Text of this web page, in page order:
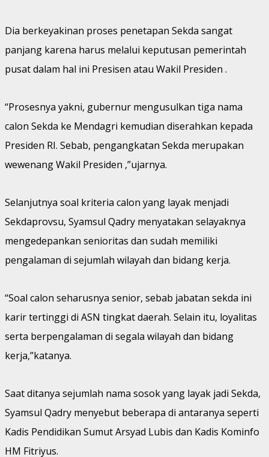
Dia berkeyakinan proses penetapan Sekda sangat
panjang karena harus melalui keputusan pemerintah
pusat dalam hal ini Presisen atau Wakil Presiden .
“Prosesnya yakni, gubernur mengusulkan tiga nama
calon Sekda ke Mendagri kemudian diserahkan kepada
Presiden RI. Sebab, pengangkatan Sekda merupakan
wewenang Wakil Presiden ,”ujarnya.
Selanjutnya soal kriteria calon yang layak menjadi
Sekdaprovsu, Syamsul Qadry menyatakan selayaknya
mengedepankan senioritas dan sudah memiliki
pengalaman di sejumlah wilayah dan bidang kerja.
“Soal calon seharusnya senior, sebab jabatan sekda ini
karir tertinggi di ASN tingkat daerah. Selain itu, loyalitas
serta berpengalaman di segala wilayah dan bidang
kerja,”katanya.
Saat ditanya sejumlah nama sosok yang layak jadi Sekda,
Syamsul Qadry menyebut beberapa di antaranya seperti
Kadis Pendidikan Sumut Arsyad Lubis dan Kadis Kominfo
HM Fitriyus.